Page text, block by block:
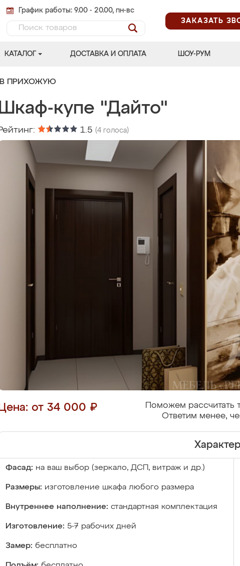
График работы: 9.00 - 20.00, пн-вс
ЗАКАЗАТЬ
КАТАЛОГ ДОСТАВКА И ОПЛАТА ШОУ-РУМ
ПРИХОЖУЮ
Шкаф-купе "Дайто"
1.5 (4 голоса)
Цена: от 34 000 ₽
Поможем рассчитать
Ответим менее,
Фасад: на ваш выбор (зеркало, ДСП, витраж и др.)
Размеры: изготовление шкафа любого размера
Внутреннее наполнение: стандартная комплектация
Изготовление: 5-7 рабочих дней
Замер: бесплатно